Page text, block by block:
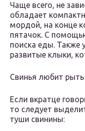
Чаще всего, не
обладает
мордой, на конце
пятачок. С
поиска еды. Также
развитые клыки,
Свинья любит
Если вкратце
то следует
туши свинины: